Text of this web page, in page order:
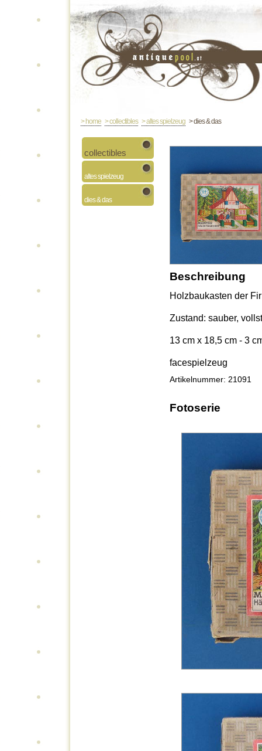
> home > collectibles > altes spielzeug > dies & das
collectibles
altes spielzeug
dies & das
Beschreibung
Holzbaukasten der
Zustand: sauber,
13 cm x 18,5 cm - 3
facespielzeug
Artikelnummer: 21091
Fotoserie